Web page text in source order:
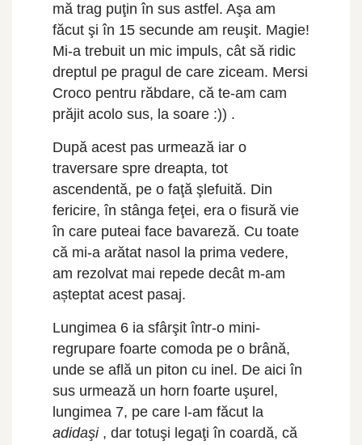
mă trag puţin în sus astfel. Aşa am
făcut şi în 15 secunde am reuşit. Magie!
Mi-a trebuit un mic impuls, cât să ridic
dreptul pe pragul de care ziceam. Mersi
Croco pentru răbdare, că te-am cam
prăjit acolo sus, la soare :)) .
După acest pas urmează iar o
traversare spre dreapta, tot
ascendentă, pe o faţă şlefuită. Din
fericire, în stânga feţei, era o fisură vie
în care puteai face bavareză. Cu toate
că mi-a arătat nasol la prima vedere,
am rezolvat mai repede decât m-am
așteptat acest pasaj.
Lungimea 6 ia sfârşit într-o mini-
regrupare foarte comoda pe o brână,
unde se află un piton cu inel. De aici în
sus urmează un horn foarte uşurel,
lungimea 7, pe care l-am făcut la
adidaşi, dar totuşi legaţi în coardă, că